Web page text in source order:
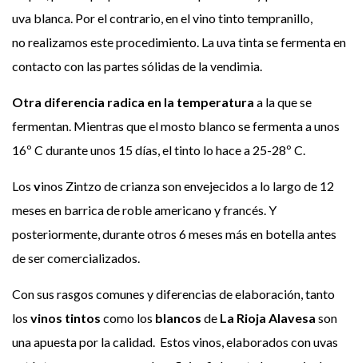
uva blanca. Por el contrario, en el vino tinto tempranillo,
no realizamos este procedimiento. La uva tinta se fermenta en
contacto con las partes sólidas de la vendimia.
Otra diferencia radica en la temperatura a la que se
fermentan. Mientras que el mosto blanco se fermenta a unos
16º C durante unos 15 días, el tinto lo hace a 25-28º C.
Los vinos Zintzo de crianza son envejecidos a lo largo de 12
meses en barrica de roble americano y francés. Y
posteriormente, durante otros 6 meses más en botella antes
de ser comercializados.
Con sus rasgos comunes y diferencias de elaboración, tanto
los vinos tintos como los blancos de La Rioja Alavesa son
una apuesta por la calidad. Estos vinos, elaborados con uvas